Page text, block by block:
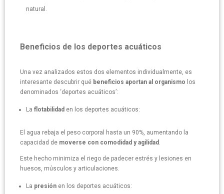
natural.
Beneficios de los deportes acuáticos
Una vez analizados estos dos elementos individualmente, es
interesante descubrir qué beneficios aportan al organismo los
denominados ‘deportes acuáticos’:
La flotabilidad en los deportes acuáticos:
El agua rebaja el peso corporal hasta un 90%, aumentando la
capacidad de moverse con comodidad y agilidad .
Este hecho minimiza el riego de padecer estrés y lesiones en
huesos, músculos y articulaciones.
La presión en los deportes acuáticos: